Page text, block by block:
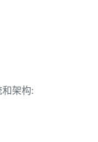
架构: